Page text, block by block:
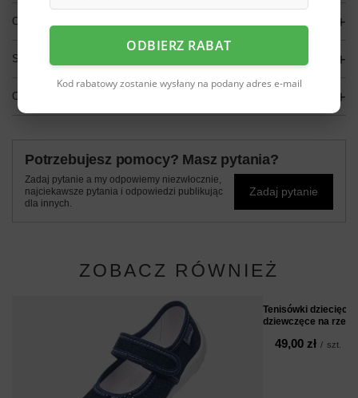
OPIS
SZCZEGÓŁOWE DANE
OPINIE
Potrzebujesz pomocy? Masz pytania?
Zadaj pytanie a my odpowiemy niezwłocznie,
najciekawsze pytania i odpowiedzi publikując
dla innych.
Zadaj pytanie
ZOBACZ RÓWNIEŻ
Tenisówki dziecięce
dziewczęce na rzep
49,00 zł / szt.
ODBIERZ RABAT
Kod rabatowy zostanie wysłany na podany adres e-mail